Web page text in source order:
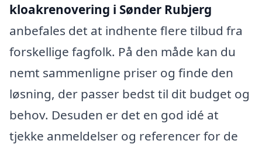
kloakrenovering i Sønder Rubjerg
anbefales det at indhente flere tilbud fra
forskellige fagfolk. På den måde kan du
nemt sammenligne priser og finde den
løsning, der passer bedst til dit budget og
behov. Desuden er det en god idé at
tjekke anmeldelser og referencer for de